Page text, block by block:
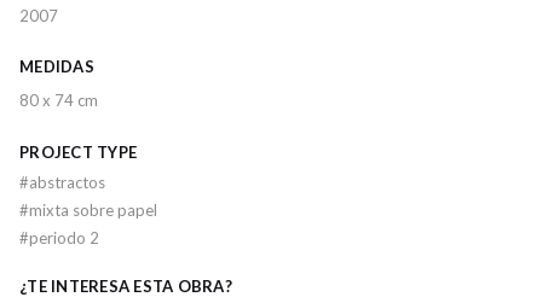
2007
MEDIDAS
80 x 74 cm
PROJECT TYPE
#abstractos
#mixta sobre papel
#periodo 2
¿TE INTERESA ESTA OBRA?